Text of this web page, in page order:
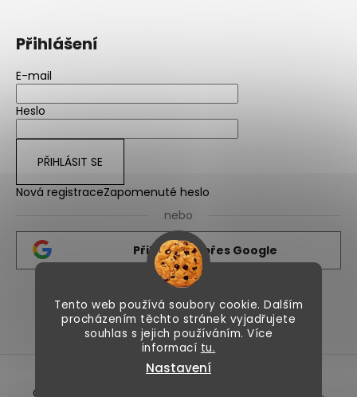
Tento web používá soubory cookie. Dalším
procházením těchto stránek vyjadřujete
souhlas s jejich používáním. Více
informací tu.
Nastavení
Přihlášení
E-mail
Heslo
PŘIHLÁSIT SE
Nová registraceZapomenuté heslo
nebo
Přihlásit se přes Google
Nicolips.sk Nicolips.cz
Vytvořil Shoptet
Copyright 2026
. Všechna práva vyhrazena.